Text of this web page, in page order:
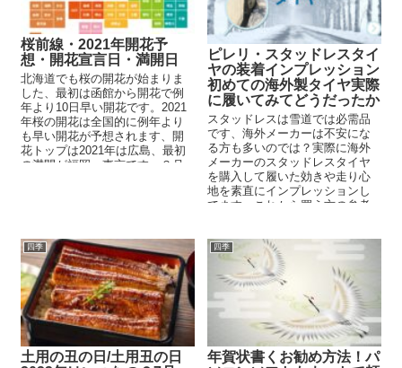
桜前線・2021年開花予
想・開花宣言日・満開日
北海道でも桜の開花が始まりま
した、最初は函館から開花で例
年より10日早い開花です。2021
年桜の開花は全国的に例年より
も早い開花が予想されます、開
花トップは2021年は広島、最初
の満開が福岡・東京です。３月
海道で桜が見れるでしょう。
ピレリ・スタッドレスタイ
ヤの装着インプレッション
初めての海外製タイヤ実際
に履いてみてどうだったか
スタッドレスは雪道では必需品
です、海外メーカーは不安にな
る方も多いのでは？実際に海外
メーカーのスタッドレスタイヤ
を購入して履いた効きや走り心
地を素直にインプレッションし
てます、これから買う方の参考
四季
土用の丑の日/土用丑の日
四季
年賀状書くお勧め方法！パ